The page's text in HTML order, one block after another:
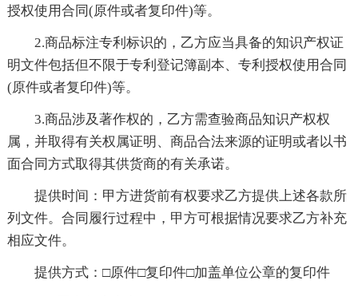
授权使用合同(原件或者复印件)等。
2.商品标注专利标识的，乙方应当具备的知识产权证
明文件包括但不限于专利登记簿副本、专利授权使用合同
(原件或者复印件)等。
3.商品涉及著作权的，乙方需查验商品知识产权权
属，并取得有关权属证明、商品合法来源的证明或者以书
面合同方式取得其供货商的有关承诺。
提供时间：甲方进货前有权要求乙方提供上述各款所
列文件。合同履行过程中，甲方可根据情况要求乙方补充
相应文件。
提供方式：□原件□复印件□加盖单位公章的复印件